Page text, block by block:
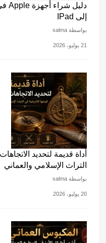
إلى IPad
بواسطة salma
21 يوليو، 2026
أداة قديمة لتحديد
التراث الإسلامي والعماني
بواسطة salma
20 يوليو، 2026